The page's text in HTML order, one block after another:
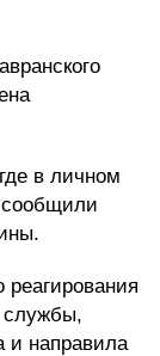
в личном
сообщили
реагирования
службы,
и направила